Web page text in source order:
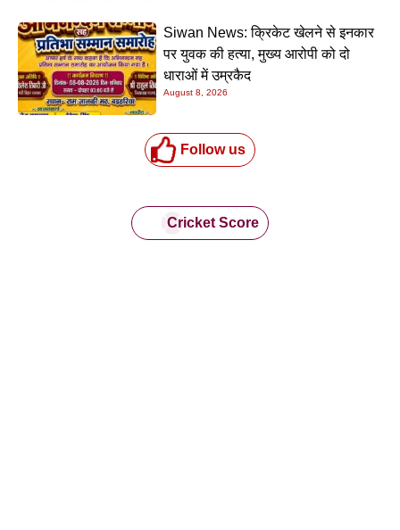
Siwan News: क्रिकेट खेलने से इनकार
पर युवक की हत्या, मुख्य आरोपी को दो
धाराओं में उम्रकैद
August 8, 2026
Follow us
Cricket Score